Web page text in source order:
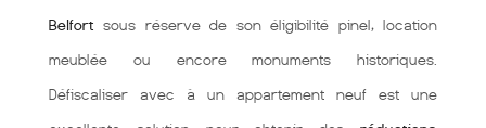
Belfort sous réserve de son éligibilité pinel, location
meublée ou encore monuments historiques.
Défiscaliser avec à un appartement neuf est une